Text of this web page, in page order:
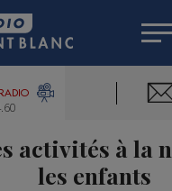
LES CHRONIQUES DE
CITIZEN MACHINERY
MASSIF DOMAINES
BIGARD
COMPAGNIE DU MONT-
RADIO
activités à la
les enfants